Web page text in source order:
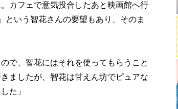
カフェで意気投合したあと映画館へ行
という智花さんの要望もあり、そのま
で、智花にはそれを使ってもらうこと
ましたが、智花は甘えん坊でピュアな
た」